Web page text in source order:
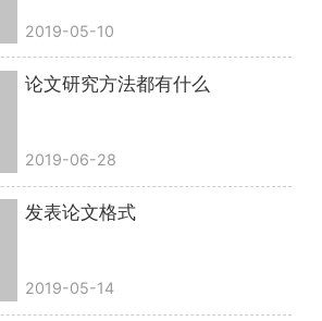
2019-05-10
论文研究方法都有什么
2019-06-28
发表论文格式
2019-05-14